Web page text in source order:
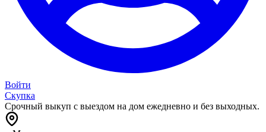
Войти
Скупка
Срочный выкуп с выездом на дом ежедневно и без выходных.